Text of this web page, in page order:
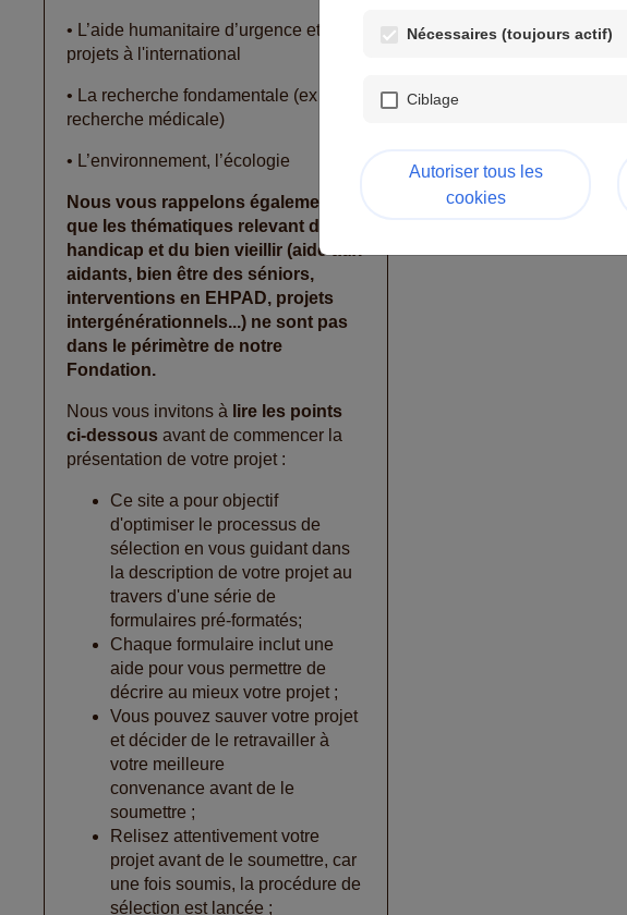
• L’aide humanitaire d’urgence et les
projets à l'international
• La recherche fondamentale (ex : la
recherche médicale)
• L’environnement, l’écologie
Nous vous rappelons également
que les thématiques relevant du
handicap et du bien vieillir (aide aux
aidants, bien être des séniors,
interventions en EHPAD, projets
intergénérationnels...) ne sont pas
dans le périmètre de notre
Fondation.
Nous vous invitons à lire les points
ci-dessous avant de commencer la
présentation de votre projet :
Ce site a pour objectif
d'optimiser le processus de
sélection en vous guidant dans
la description de votre projet au
travers d'une série de
formulaires pré-formatés;
Chaque formulaire inclut une
aide pour vous permettre de
décrire au mieux votre projet ;
Vous pouvez sauver votre projet
et décider de le retravailler à
votre meilleure
convenance avant de le
soumettre ;
Relisez attentivement votre
projet avant de le soumettre, car
une fois soumis, la procédure de
sélection est lancée ;
- L'autonomie par la
en
à votre compte :
- Formulaire de
Nécessaires (toujours actif)
Ciblage
Autoriser tous les
cookies